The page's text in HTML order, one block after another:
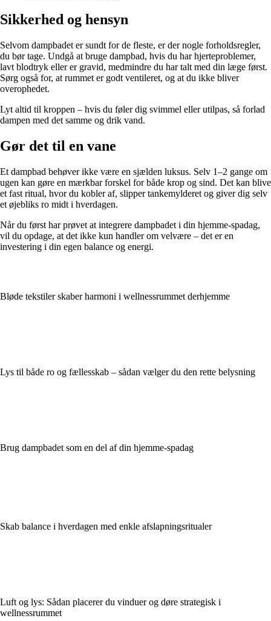
Sikkerhed og hensyn
Selvom dampbadet er sundt for de fleste, er der nogle forholdsregler,
du bør tage. Undgå at bruge dampbad, hvis du har hjerteproblemer,
lavt blodtryk eller er gravid, medmindre du har talt med din læge først.
Sørg også for, at rummet er godt ventileret, og at du ikke bliver
overophedet.
Lyt altid til kroppen – hvis du føler dig svimmel eller utilpas, så forlad
dampen med det samme og drik vand.
Gør det til en vane
Et dampbad behøver ikke være en sjælden luksus. Selv 1–2 gange om
ugen kan gøre en mærkbar forskel for både krop og sind. Det kan blive
et fast ritual, hvor du kobler af, slipper tankemylderet og giver dig selv
et øjebliks ro midt i hverdagen.
Når du først har prøvet at integrere dampbadet i din hjemme-spadag,
vil du opdage, at det ikke kun handler om velvære – det er en
investering i din egen balance og energi.
Bløde tekstiler skaber harmoni i wellnessrummet derhjemme
Lys til både ro og fællesskab – sådan vælger du den rette belysning
Brug dampbadet som en del af din hjemme-spadag
Skab balance i hverdagen med enkle afslapningsritualer
Luft og lys: Sådan placerer du vinduer og døre strategisk i
wellnessrummet